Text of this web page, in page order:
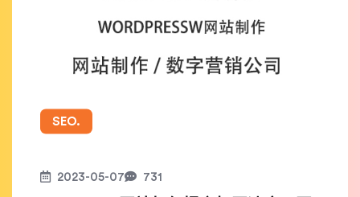
SEO.
2023-05-07 731